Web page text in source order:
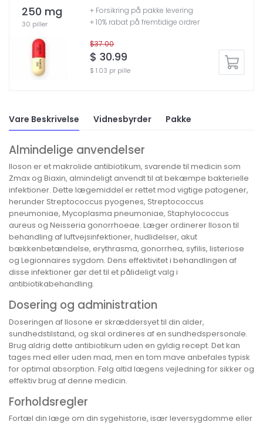
250 mg
30 piller
$37.00
$ 30.99
$ 1.03 pr pille
+ Forsikring på pakke levering
+ 10% rabat på fremtidige ordrer
Vare Beskrivelse Vidnesbyrder Pakke
Almindelige anvendelser
Iloson er et makrolide antibiotikum, svarende til medicin som
Zmax og Biaxin, almindeligt anvendt til at bekæmpe bakterielle
infektioner. Dette lægemiddel er rettet mod vigtige patogener,
herunder Streptococcus pyogenes, Streptococcus
pneumoniae, Mycoplasma pneumoniae, Staphylococcus
aureus og Neisseria gonorrhoeae. Læger ordinerer Iloson til
behandling af luftvejsinfektioner, hudlidelser, akut
bækkenbetændelse, erythrasma, gonorrhea, syfilis, listeriose
og Legionnaires sygdom. Dens effektivitet i behandlingen af
disse infektioner gør det til et pålideligt valg i
antibiotikabehandling.
Dosering og administration
Doseringen af Ilosone er skræddersyet til din alder,
sundhedstilstand, og skal ordineres af en sundhedspersonale.
Brug aldrig dette antibiotikum uden en gyldig recept. Det kan
tages med eller uden mad, men en tom mave anbefales typisk
for optimal absorption. Følg altid lægens vejledning for sikker og
effektiv brug af denne medicin.
Forholdsregler
Fortæl din læge om din sygehistorie, især leversygdomme eller